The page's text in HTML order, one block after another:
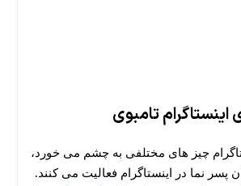
تامبوی
چیز های مختلفی به چشم می خورد،
پسر نما در اینستاگرام فعالیت می کنند.